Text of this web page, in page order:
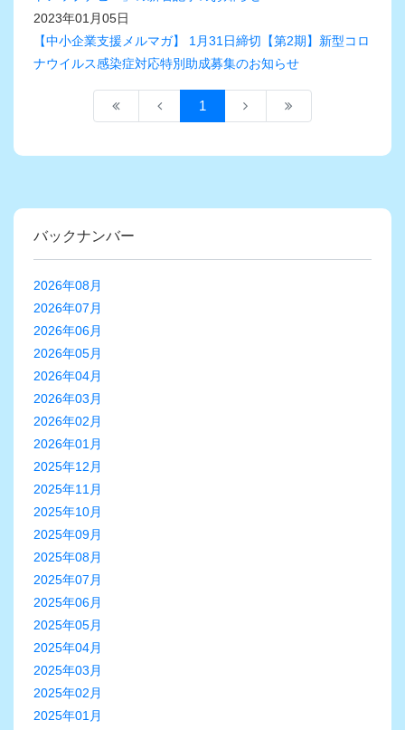
2023年01月05日
【中小企業支援メルマガ】 1月31日締切【第2期】新型コロ
ナウイルス感染症対応特別助成募集のお知らせ
1
バックナンバー
2026年08月
2026年07月
2026年06月
2026年05月
2026年04月
2026年03月
2026年02月
2026年01月
2025年12月
2025年11月
2025年10月
2025年09月
2025年08月
2025年07月
2025年06月
2025年05月
2025年04月
2025年03月
2025年02月
2025年01月